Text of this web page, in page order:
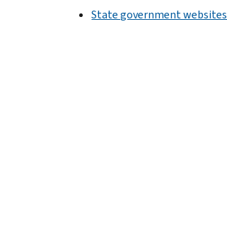
State government websites